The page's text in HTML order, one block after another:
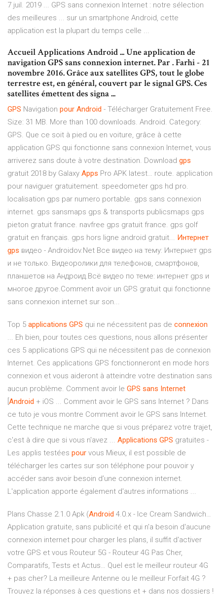
7 juil. 2019 ... GPS sans connexion Internet : notre sélection
des meilleures ... sur un smartphone Android, cette
application est la plupart du temps celle ...
Accueil Applications Android ... Une application de
navigation GPS sans connexion internet. Par . Farhi - 21
novembre 2016. Grâce aux satellites GPS, tout le globe
terrestre est, en général, couvert par le signal GPS. Ces
satellites émettent des signa ...
GPS Navigation pour Android - Télécharger Gratuitement Free.
Size: 31 MB. More than 100 downloads. Android. Category:
GPS. Que ce soit à pied ou en voiture, grâce à cette
application GPS qui fonctionne sans connexion Internet, vous
arriverez sans doute à votre destination. Download gps
gratuit 2018 by Galaxy Apps Pro APK latest… route. application
pour naviguer gratuitement. speedometer gps hd pro.
localisation gps par numero portable. gps sans connexion
internet. gps sansmaps gps & transports publicsmaps gps
pieton gratuit france. navfree gps gratuit france. gps golf
gratuit en français. gps hors ligne android gratuit... Интернет
gps видео - Androidov.Net Все видео на тему: Интернет gps
и не только. Видеоролики для телефонов, смартфонов,
планшетов на Андроид.Всё видео по теме: интернет gps и
многое другое.Comment avoir un GPS gratuit qui fonctionne
sans connexion internet sur son...
Top 5 applications GPS qui ne nécessitent pas de connexion
... Eh bien, pour toutes ces questions, nous allons présenter
ces 5 applications GPS qui ne nécessitent pas de connexion
Internet. Ces applications GPS fonctionneront en mode hors
connexion et vous aideront à atteindre votre destination sans
aucun problème. Comment avoir le GPS sans Internet
Android + iOS ... Comment avoir le GPS sans Internet ? Dans
ce tuto je vous montre Comment avoir le GPS sans Internet.
Cette technique ne marche que si vous préparez votre trajet,
c'est à dire que si vous n'avez ... Applications GPS gratuites -
Les applis testées pour vous Mieux, il est possible de
télécharger les cartes sur son téléphone pour pouvoir y
accéder sans avoir besoin d’une connexion internet.
L'application apporte également d'autres informations ...
Plans Chasse 2.1.0 Apk (Android 4.0.x - Ice Cream Sandwich…
Application gratuite, sans publicité et qui n'a besoin d'aucune
connexion internet pour charger les plans, il suffit d'activer
votre GPS et vous Routeur 5G - Routeur 4G Pas Cher,
Comparatifs, Tests et Actus… Quel est le meilleur routeur 4G
+ pas cher? La meilleure Antenne ou le meilleur Forfait 4G ?
Trouvez la réponses à ces questions et + dans nos dossiers !